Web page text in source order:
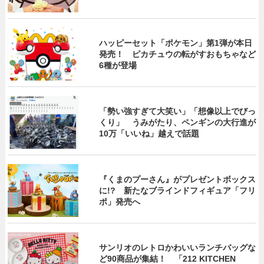
ハッピーセット「ポケモン」第1弾が本日
発売！ ピカチュウの転がすおもちゃなど
6種が登場
「勢い強すぎて大笑い」「想像以上でびっ
くり」 うみがたり、ペンギンの大行進が
10万「いいね」越えで話題
『くまのプーさん』がプレゼントボックス
に!? 新たなブラインドフィギュア「フリ
ポ」発売へ
サンリオのレトロかわいいランチバッグな
ど90商品が集結！ 「212 KITCHEN